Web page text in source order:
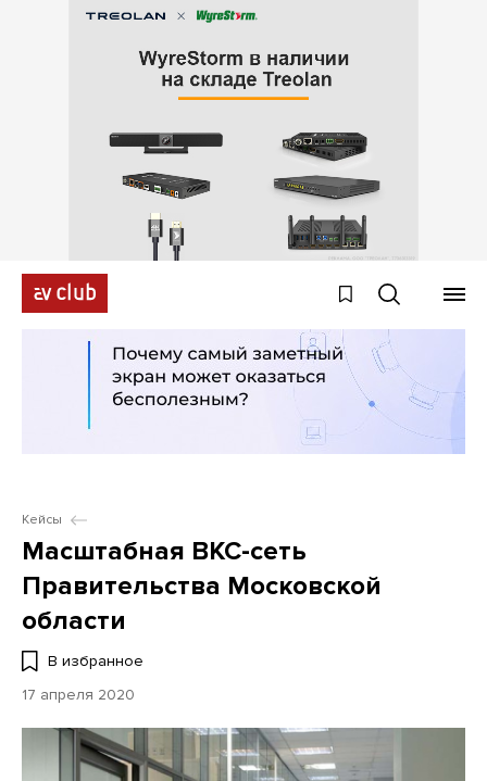
Кейсы
Масштабная ВКС-сеть
Правительства Московской
области
В избранное
17 апреля 2020